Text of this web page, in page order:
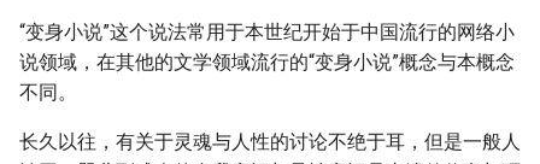
“变身小说”这个说法常用于本世纪开始于中国流行的网络小
说领域，在其他的文学领域流行的“变身小说”概念与本概念
不同。
长久以往，有关于灵魂与人性的讨论不绝于耳，但是一般人